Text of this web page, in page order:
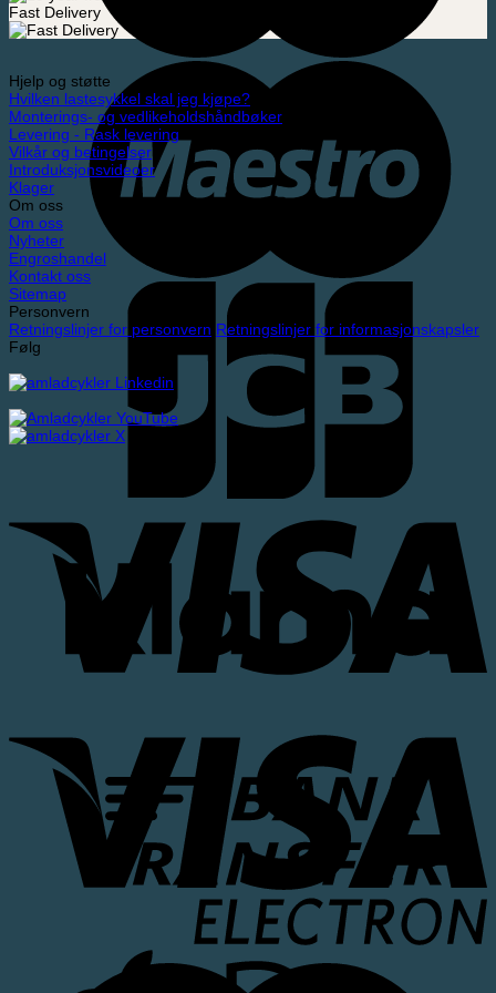
Fast Delivery
Hjelp og støtte
Hvilken lastesykkel skal jeg kjøpe?
Monterings- og vedlikeholdshåndbøker
Levering - Rask levering
Vilkår og betingelser
Introduksjonsvideoer
Klager
Om oss
Om oss
Nyheter
Engroshandel
Kontakt oss
Sitemap
Personvern
Retningslinjer for personvern Retningslinjer for informasjonskapsler
Følg